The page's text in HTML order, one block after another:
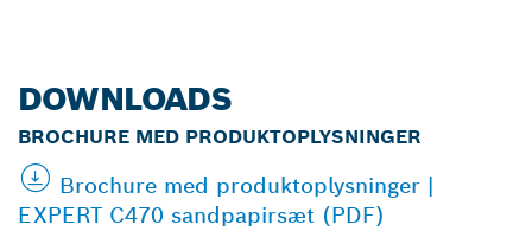
DOWNLOADS
BROCHURE MED PRODUKTOPLYSNINGER
Brochure med produktoplysninger |
EXPERT C470 sandpapirsæt (PDF)